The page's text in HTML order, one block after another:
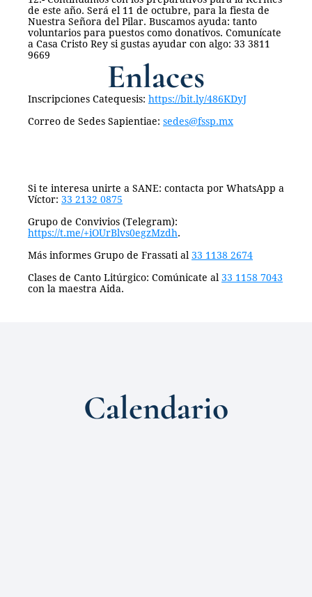
de este año. Será el 11 de octubre, para la fiesta de
Nuestra Señora del Pilar. Buscamos ayuda: tanto
voluntarios para puestos como donativos. Comunícate
a Casa Cristo Rey si gustas ayudar con algo: 33 3811
9669
Enlaces
Inscripciones Catequesis: https://bit.ly/486KDyJ
Correo de Sedes Sapientiae: sedes@fssp.mx
Si te interesa unirte a SANE: contacta por WhatsApp a
Víctor: 33 2132 0875
https://t.me/+iOUrBlvs0egzMzdh.
Más informes Grupo de Frassati al 33 1138 2674
Clases de Canto Litúrgico: Comúnicate al 33 1158 7043
con la maestra Aida.
Calendario